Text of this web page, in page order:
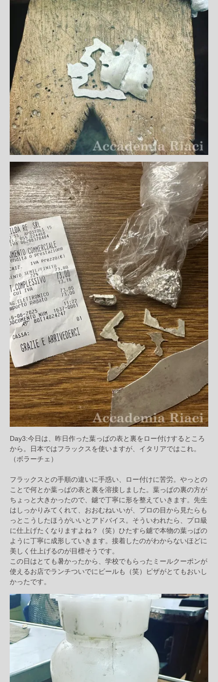
Day3:今日は、昨日作った葉っぱの表と裏をロー付けするところ
から。日本ではフラックスを使いますが、イタリアではこれ。
（ボラーチェ）
フラックスとの手順の違いに手惑い、ロー付けに苦労。やっとの
ことで何とか葉っぱの表と裏を溶接しました。葉っぱの裏の方が
ちょっと大きかったので、鑢で丁寧に形を整えていきます。先生
はしっかりみてくれて、おおむねいいが、プロの目から見たらも
っとこうしたほうがいいとアドバイス。そういわれたら、プロ級
に仕上げたくなりますよね？（笑）ひたすら鑢で本物の葉っぱの
ように丁寧に成形していきます。接着したのがわからないほどに
美しく仕上げるのが目標そうです。
この日はとても暑かったから、学校でもらったミールクーポンが
使えるお店でランチついでにビールも（笑）ピザがとてもおいし
かったです。